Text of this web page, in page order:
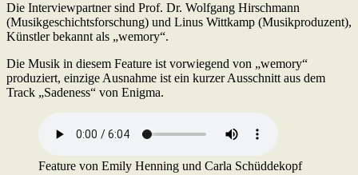
Die Interviewpartner sind Prof. Dr. Wolfgang Hirschmann
(Musikgeschichtsforschung) und Linus Wittkamp (Musikproduzent),
Künstler bekannt als „wemory“.
Die Musik in diesem Feature ist vorwiegend von „wemory“
produziert, einzige Ausnahme ist ein kurzer Ausschnitt aus dem
Track „Sadeness“ von Enigma.
Feature von Emily Henning und Carla Schüddekopf